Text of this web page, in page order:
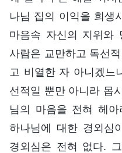
나님 집의 이익을 희생
마음속 자신의 지위와
사람은 교만하고 독선
고 비열한 자 아니겠느
선적일 뿐만 아니라 몹
님의 마음을 전혀 헤
하나님에 대한 경외심
경외심은 전혀 없다.